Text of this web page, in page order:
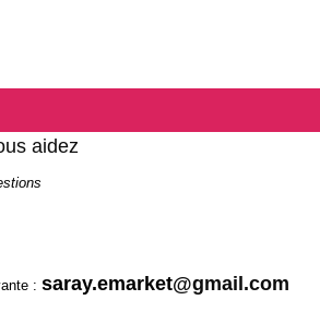
aidez ?
: saray.emarket@gmail.com